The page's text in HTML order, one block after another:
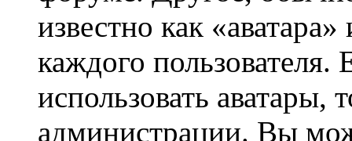
известно как
каждого
использовать аватары,
администрации. Вы